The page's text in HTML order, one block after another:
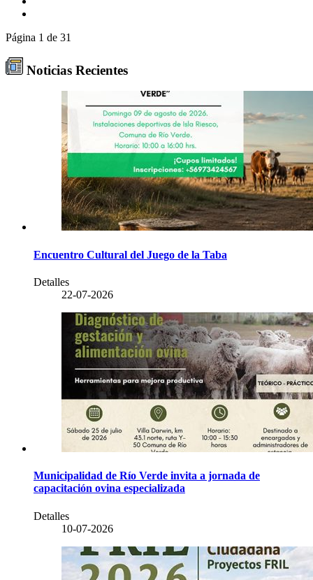
Página 1 de 31
Noticias Recientes
Encuentro Cultural del Juego de la Taba
Detalles
22-07-2026
Municipalidad de Río Verde invita a jornada de
capacitación ovina especializada
Detalles
10-07-2026